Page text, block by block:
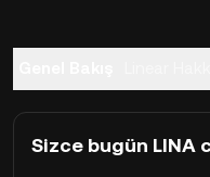
Sizce bugün LINA